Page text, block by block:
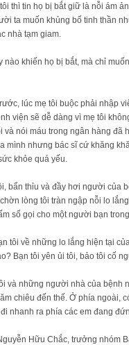
thì tin họ bị bắt giữ là nỗi ám
ta muốn khủng bố tinh thần
nhà tạm giam.
khiến họ bị bắt, mà chỉ
lúc mẹ tôi buộc phải nhập
viện sẽ dễ dàng vì mẹ tôi
và nói máu trong ngân hàng
mình nhưng bác sĩ cứ khăng
khỏe quá yếu.
bẩn thỉu và đầy hơi người của
lòng tôi tràn ngập nỗi lo
số gọi cho một người bạn
tôi về những lo lắng hiện tại
Bạn tôi yên ủi tôi, bảo tôi cố
và những người nhà của bệnh
chiêu đến thế. Ở phía ngoài,
nhanh ra phía các em đang
Hữu Chắc, trưởng nhóm